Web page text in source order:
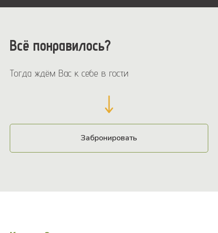
Всё понравилось?
Тогда ждём Вас к себе в гости
Забронировать